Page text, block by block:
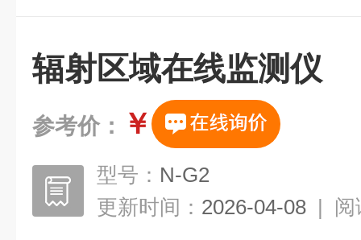
辐射区域在线监测仪
参考价： ￥
型号： N-G2
更新时间： 2026-04-08 | 阅